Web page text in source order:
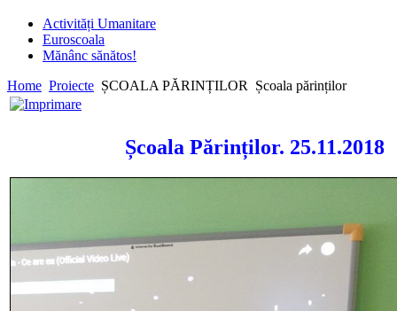
Activități Umanitare
Euroscoala
Mănânc sănătos!
Home Proiecte ȘCOALA PĂRINȚILOR Școala părinților
Școala Părinților. 25.11.2018